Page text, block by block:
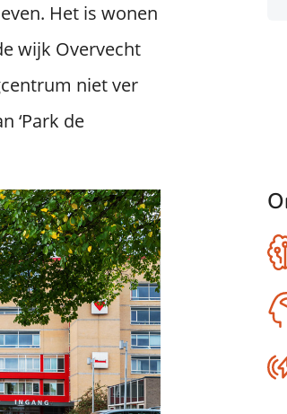
Het is wonen
wijk Overvecht
niet ver
‘Park de